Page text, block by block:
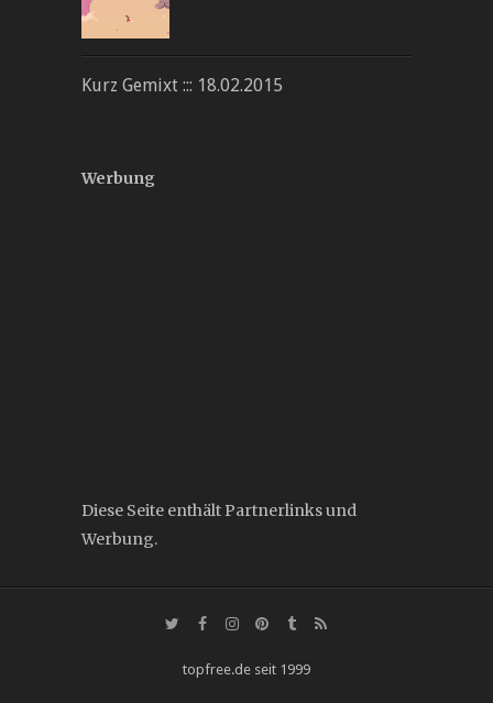
Kurz Gemixt ::: 18.02.2015
Werbung
Diese Seite enthält Partnerlinks und
Werbung.
topfree.de seit 1999